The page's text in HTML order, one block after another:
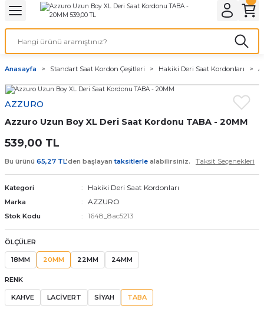
Geri Dön
& ELEKTİRİK AYDINLATMA & ELEKTRİK
Geri Dön
ve Cihaz Pilleri
ÇEŞİTLERİ
Pili
Geri Dön
Geri Dön
Kordon Çeşitleri
Kordonları
saat kordonu
Kordonları
Anasayfa Standart Saat Kordon Çeşitleri Hakiki Deri Saat Kordonları
AZZURO
Azzuro Uzun Boy XL Deri Saat Kordonu TABA - 20MM
539,00 TL
Bu ürünü 65,27 TL’den başlayantaksitlerle alabilirsiniz. Taksit Seçenekleri
Kategori Hakiki Deri Saat Kordonları
Marka AZZURO
Stok Kodu 1648_8ac5213
ÖLÇÜLER
18MM 20MM 22MM 24MM
RENK
KAHVE LACİVERT SİYAH TABA